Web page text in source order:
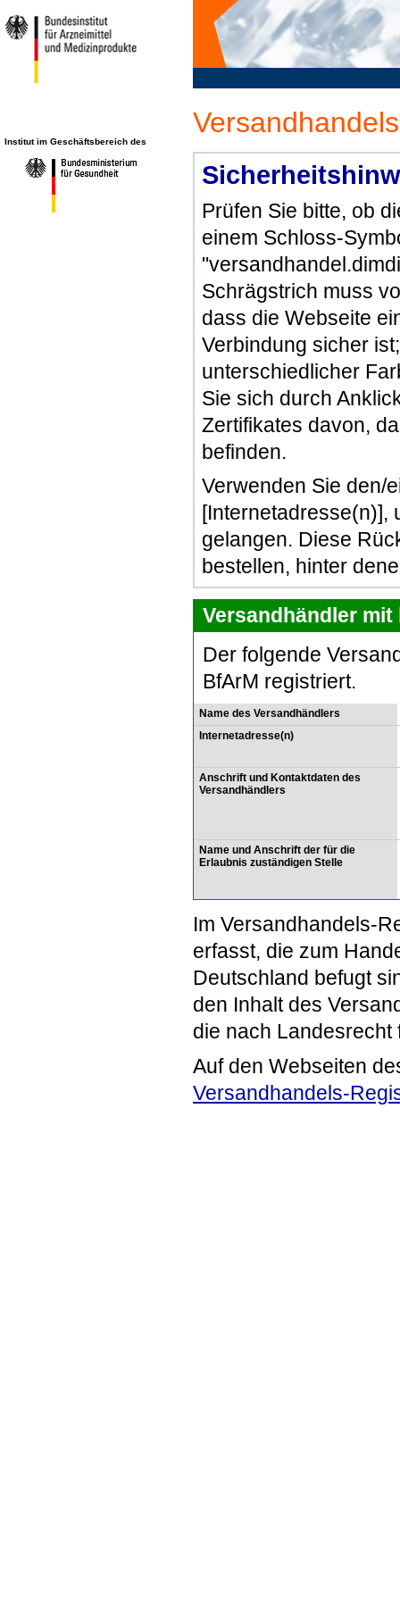
Institut im Geschäftsbereich des
Prüfen Sie bitte, ob
einem Schloss-
Schrägstrich muss
dass die Webseite
Verbindung sicher
unterschiedlicher
Sie sich durch
Zertifikates davon,
befinden.
Verwenden Sie den/
[Internetadresse(n)],
gelangen. Diese
bestellen, hinter
Versandhändler
Der folgende
BfArM registriert.
Name des Versandhändlers
Internetadresse(n)
Anschrift und Kontaktdaten des
Versandhändlers
Name und Anschrift der für die
Erlaubnis zuständigen Stelle
Im Versandhandels-
erfasst, die zum
Deutschland befugt
den Inhalt des
die nach Landesrecht
Auf den Webseiten
Versandhandels-